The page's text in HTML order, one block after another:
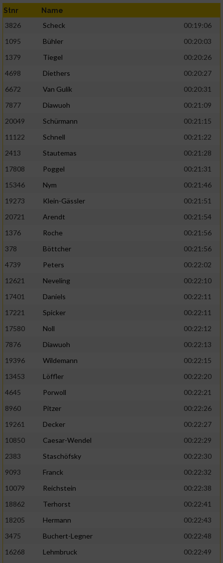
Stnr Name
3826 Scheck
00:19:06
1095
Bühler
00:20:03
1379
Tiegel
00:20:26
4698
Diethers
00:20:27
6672
Van Gulik
00:20:31
7877
Diawuoh
00:21:09
20049
Schürmann
00:21:15
11122
Schnell
00:21:22
2413
Stautemas
00:21:28
17808
Poggel
00:21:31
15346
Nym
00:21:46
19273
Klein-Gässler
00:21:51
20721
Arendt
00:21:54
1376
Roche
00:21:56
378
Böttcher
00:21:56
4739
Peters
00:22:02
12621
Neveling
00:22:10
17401
Daniels
00:22:11
17221
Spicker
00:22:11
17580
Noll
00:22:12
7876
Diawuoh
00:22:13
19396
Wildemann
00:22:15
13453
Löffler
00:22:20
4645
Porwoll
00:22:21
8960
Pitzer
00:22:26
19261
Decker
00:22:27
10850
Caesar-Wendel
00:22:29
2383
Staschöfsky
00:22:30
9093
Franck
00:22:32
10079
Reichstein
00:22:38
18862
Terhorst
00:22:41
18205
Hermann
00:22:43
3475
Buchert-Legner
00:22:48
16268
Lehmbruck
00:22:49